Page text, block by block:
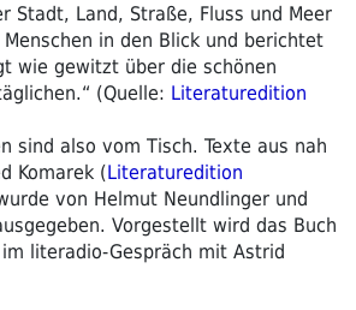
Stadt, Land, Straße, Fluss und Meer
in den Blick und berichtet
wie gewitzt über die schönen
(Quelle: Literaturedition
sind also vom Tisch. Texte aus nah
Komarek (Literaturedition
von Helmut Neundlinger und
Vorgestellt wird das Buch
literadio-Gespräch mit Astrid